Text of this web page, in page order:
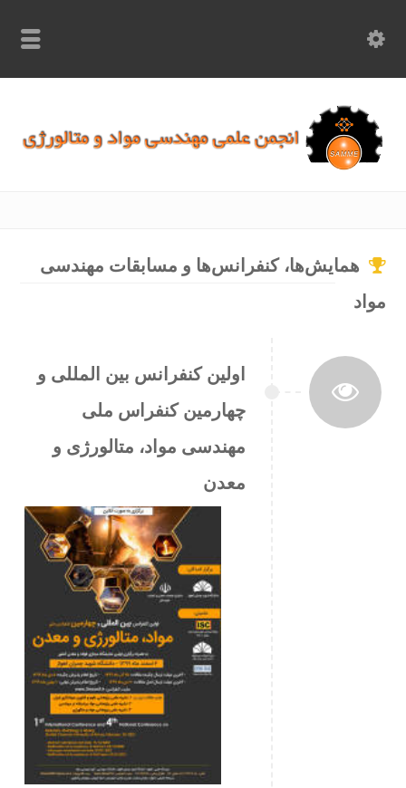
همایش‌ها، کنفرانس‌ها و مسابقات مهندسی
اولین کنفرانس بین المللی و
چهارمین کنفراس ملی
مهندسی مواد، متالورژی و
معدن